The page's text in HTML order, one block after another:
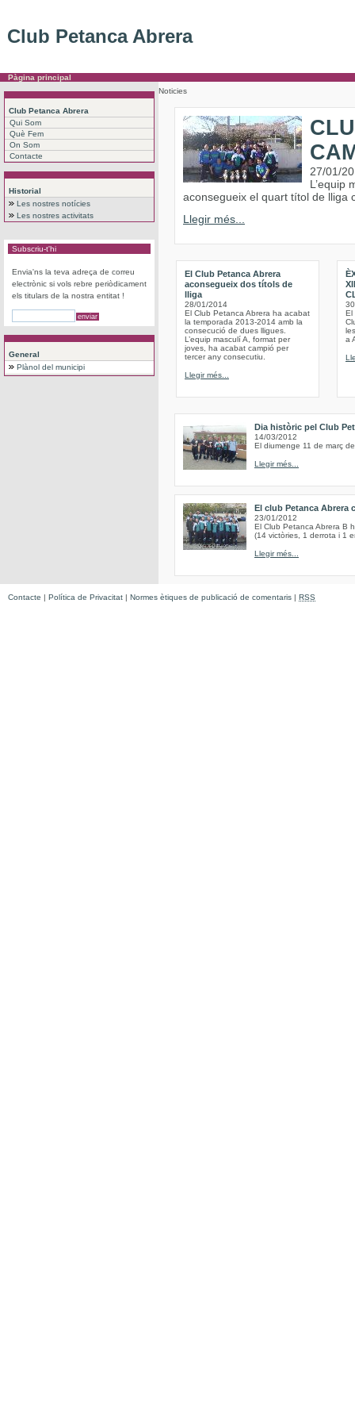
Club Petanca Abrera
Pàgina principal
Club Petanca Abrera
Qui Som
Què Fem
On Som
Contacte
Historial
Les nostres notícies
Les nostres activitats
Subscriu-t'hi
Envia'ns la teva adreça de correu
electrònic si vols rebre periòdicament
els titulars de la nostra entitat !
General
Plànol del municipi
Noticies
27/01/
L’equip
aconsegueix el quart títol de lliga
Llegir més...
El Club Petanca Abrera
aconsegueix dos títols de
lliga
28/01/2014
El Club Petanca Abrera ha acabat
la temporada 2013-2014 amb la
consecució de dues lligues.
L’equip masculí A, format per
joves, ha acabat campió per
tercer any consecutiu.
Llegir més...
El
a
Dia històric pel Club
14/03/2012
El diumenge 11 de març
Llegir més...
El club Petanca Abrera
23/01/2012
El Club Petanca Abrera B
(14 victòries, 1 derrota i 1
Llegir més...
Contacte | Política de Privacitat | Normes ètiques de publicació de comentaris | RSS